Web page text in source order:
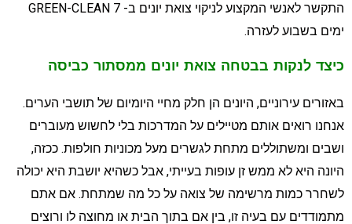
התקשר לאנשי המקצוע לניקוי צואת יונים ב- GREEN-CLEAN 7
בשבוע לעזרה.
לנקות בבטחה צואת יונים ממסתור כביסה
עירוניים, היונים הן חלק מחיי היומיום של תושבי הערים.
רואים אותם מטיילים על המדרכות בלי לחשוש מעוברים
ומשתוללים מתחת לגשרים מעל מכוניות חולפות. ככזה,
היא לא ממש זן עופות בעייתי, אבל כשהיא יושבת היא יכולה
כמות מרשימה של צואה על כל מה שמתחת. אם אתם
עם בעיה זו, בין אם בתוך הבית או מחוצה לו ורוצים